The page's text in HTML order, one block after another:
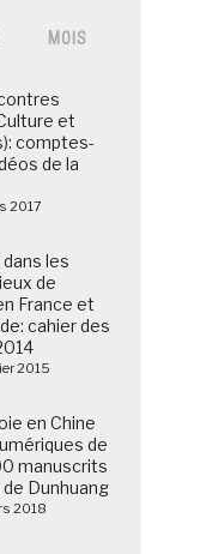
MOIS
et
comptes-
de la
2017
dans les
de
France et
cahier des
2015
en Chine
de
manuscrits
Dunhuang
2018